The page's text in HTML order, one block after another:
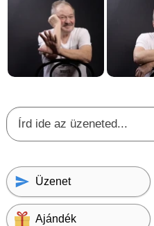
Üzenet
Ajándék